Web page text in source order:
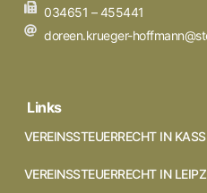
034651 – 455441
doreen.krueger-
Links
VEREINSSTEUERRECHT IN
VEREINSSTEUERRECHT IN